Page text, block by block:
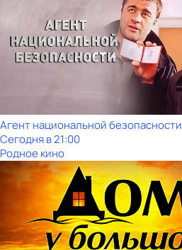
Агент национальной безопасности
Сегодня в 21:00
Родное кино